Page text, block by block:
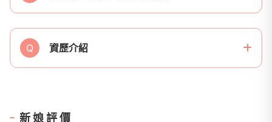
Q 資歷介紹
新娘評價